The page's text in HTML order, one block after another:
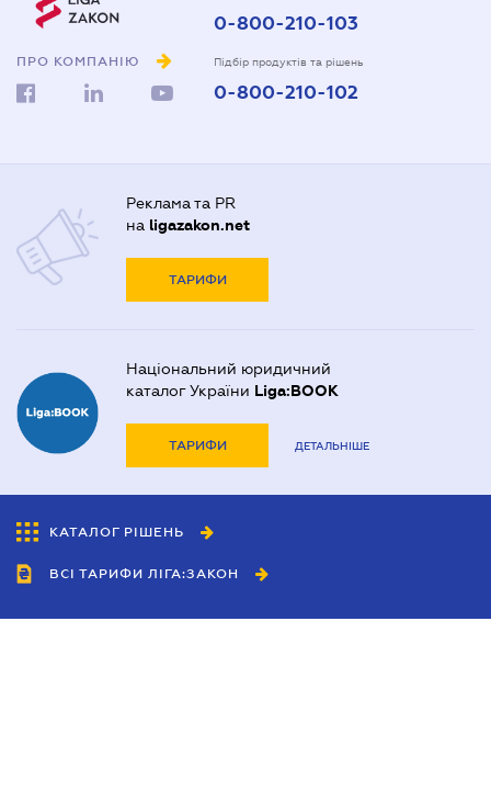
ПРО КОМПАНІЮ
0-800-210-103
Підбір продуктів та рішень
0-800-210-102
Реклама та PR
на ligazakon.net
ТАРИФИ
Національний юридичний
каталог України Liga:BOOK
ТАРИФИ ДЕТАЛЬНІШЕ
КАТАЛОГ РІШЕНЬ
ВСІ ТАРИФИ ЛІГА:ЗАКОН